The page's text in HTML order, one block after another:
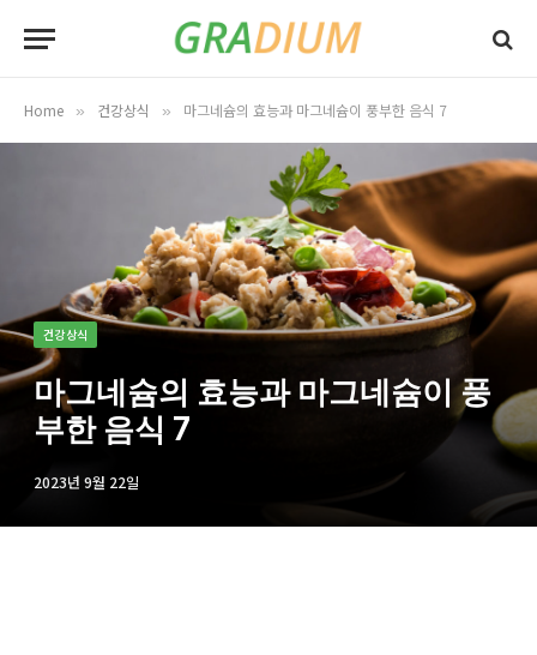
Home » 건강상식 » 마그네슘의 효능과 마그네슘이 풍부한 음식 7
건강상식
마그네슘의 효능과 마그네슘이 풍
부한 음식 7
2023년 9월 22일